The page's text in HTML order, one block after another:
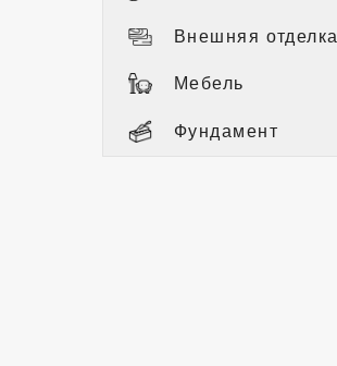
Внешняя отделка
Мебель
Фундамент